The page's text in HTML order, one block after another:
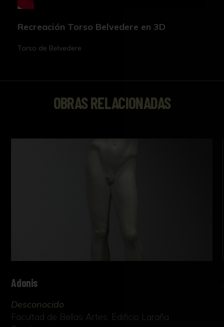
Recreación Torso Belvedere en 3D
Torso de Belvedere
OBRAS RELACIONADAS
Adonis
Desconocido
Facultad de Bellas Artes. Edificio Laraña